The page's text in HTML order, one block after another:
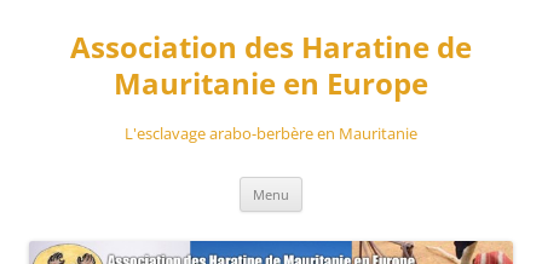
contenuAssociation des Haratine de
Mauritanie en Europe
L'esclavage arabo-berbère en Mauritanie
Menu